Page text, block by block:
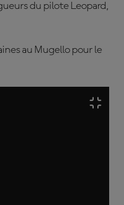
du pilote Leopard,
au Mugello pour le